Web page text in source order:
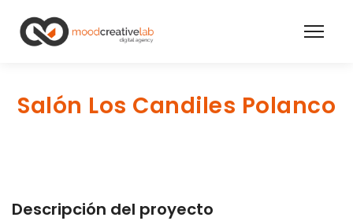
Salón Los Candiles Polanco
Descripción del proyecto